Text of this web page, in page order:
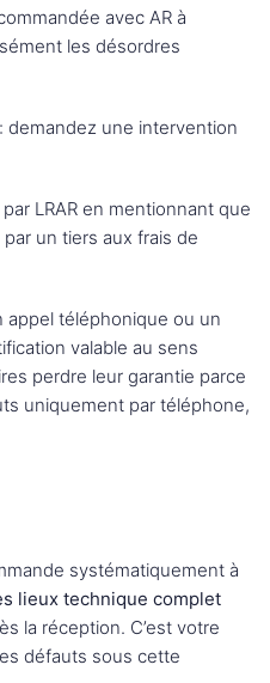
avec AR à
les désordres
: demandez une intervention
LRAR en mentionnant que
un tiers aux frais de
appel téléphonique ou un
valable au sens
perdre leur garantie parce
uniquement par téléphone,
systématiquement à
lieux technique complet
la réception. C’est votre
défauts sous cette